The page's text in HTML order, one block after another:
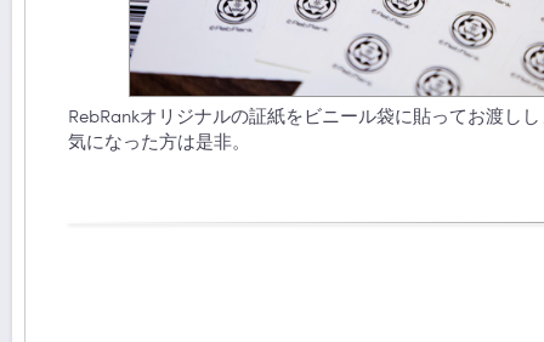
RebRankオリジナルの証紙をビニール袋に貼ってお渡し
気になった方は是非。